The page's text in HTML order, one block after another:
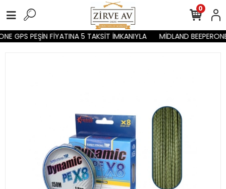
GPS PEŞİN FİYATINA 5 TAKSİT İMKANIYLA MİDLAND
0